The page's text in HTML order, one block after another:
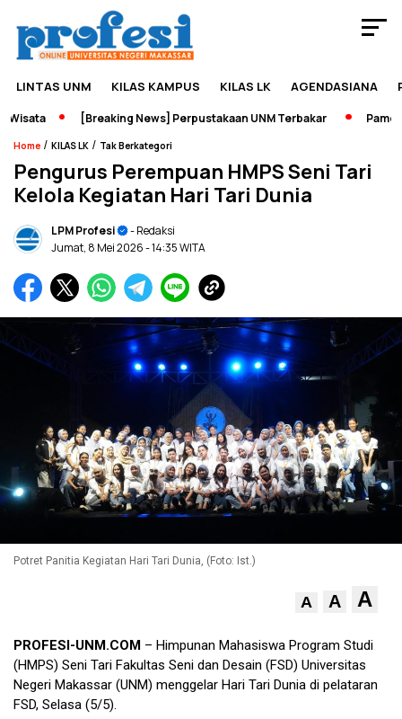
LINTAS UNM KILAS KAMPUS KILAS LK AGENDASIANA
[Breaking News] Perpustakaan UNM Terbakar Pameran
Home / KILAS LK / Tak Berkategori
Pengurus Perempuan HMPS Seni Tari
Kelola Kegiatan Hari Tari Dunia
LPM Profesi
- Redaksi
Jumat, 8 Mei 2026- 14:35 WITA
Potret Panitia Kegiatan Hari Tari Dunia, (Foto: Ist.)
A A A
PROFESI-UNM.COM – Himpunan Mahasiswa Program Studi
(HMPS) Seni Tari Fakultas Seni dan Desain (FSD) Universitas
Negeri Makassar (UNM) menggelar Hari Tari Dunia di pelataran
FSD, Selasa (5/5).